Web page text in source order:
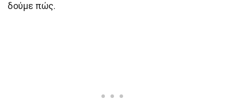
δούμε πώς.